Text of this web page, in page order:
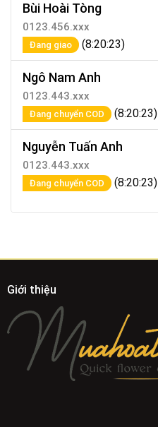
Bùi Hoài Tòng
0123.456.xxx
Đang giao (8:20:23)
Ngô Nam Anh
0123.443.xxx
Đang chuyển COD (8:20:23)
Nguyễn Tuấn Anh
0123.443.xxx
Đang chuyển COD (8:20:23)
Giới thiệu